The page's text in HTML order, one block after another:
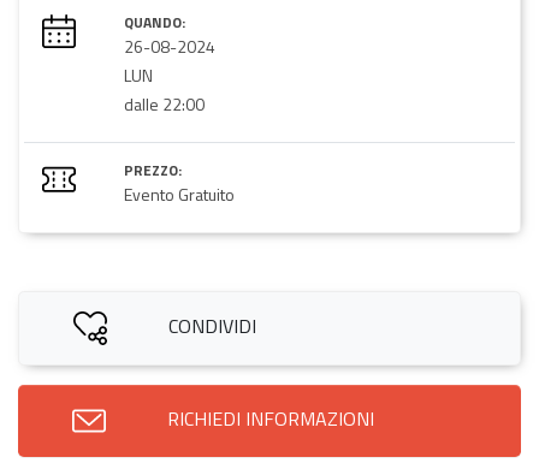
QUANDO:
26-08-2024
LUN
dalle 22:00
PREZZO:
Evento Gratuito
CONDIVIDI
RICHIEDI INFORMAZIONI